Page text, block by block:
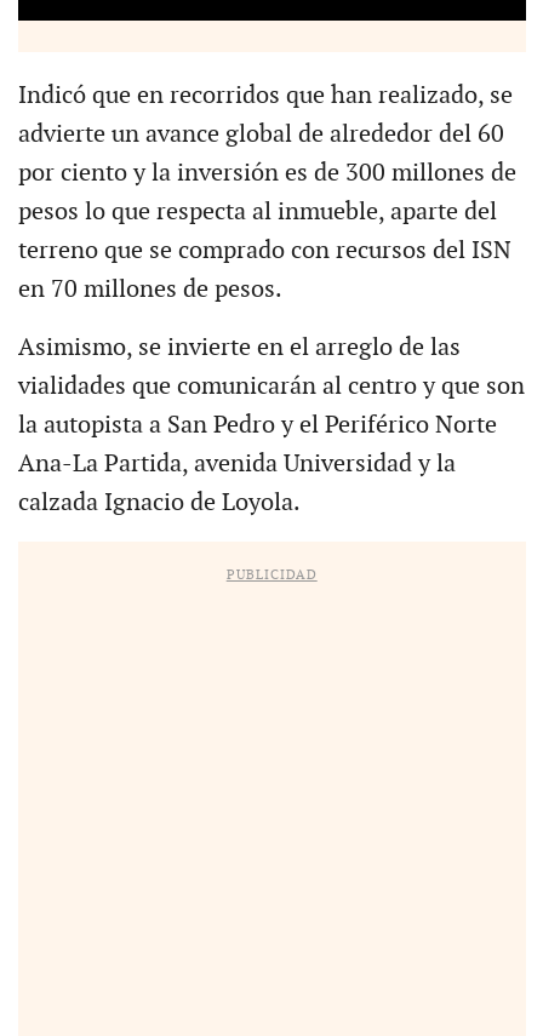
Indicó que en recorridos que han realizado, se
advierte un avance global de alrededor del 60
por ciento y la inversión es de 300 millones de
pesos lo que respecta al inmueble, aparte del
terreno que se comprado con recursos del ISN
en 70 millones de pesos.
Asimismo, se invierte en el arreglo de las
vialidades que comunicarán al centro y que son
la autopista a San Pedro y el Periférico Norte
Ana-La Partida, avenida Universidad y la
calzada Ignacio de Loyola.
PUBLICIDAD